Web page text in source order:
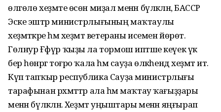
өлгөлө хеҙмәте өсөн миҙал менән бүләкләнә, БАССР
Эске эштәр министрлығының маҡтаулы
хеҙмәткәре һәм хеҙмәт ветераны исемен йөрөтә.
Гөлнур Ғәфүр ҡыҙы ла тормош иптәше кеүек үк
бер һөнәргә тоғро ҡала һәм сауҙа өлкәһендә хеҙмәт итә.
Күп тапҡыр республика Сауҙа министрлығы
тарафынан рәхмәттәр ала һәм маҡтау ҡағыҙҙары
менән бүләкләнә. Хеҙмәт уңыштары менән яңғырап